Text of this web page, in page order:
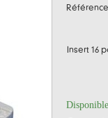
Insert 16
Disponible